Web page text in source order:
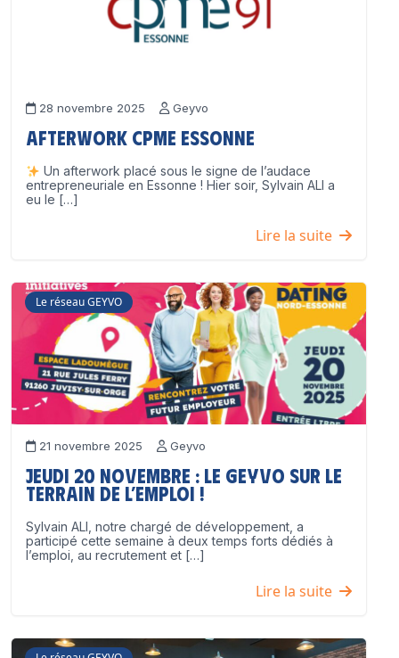
28 novembre 2025 Geyvo
Afterwork CPME Essonne
Un afterwork placé sous le signe de l’audace
entrepreneuriale en Essonne ! Hier soir, Sylvain ALI a
eu le […]
Lire la suite
Le réseau GEYVO
21 novembre 2025 Geyvo
Jeudi 20 novembre : le GEYVO sur le
terrain de l’emploi !
Sylvain ALI, notre chargé de développement, a
participé cette semaine à deux temps forts dédiés à
l’emploi, au recrutement et […]
Lire la suite